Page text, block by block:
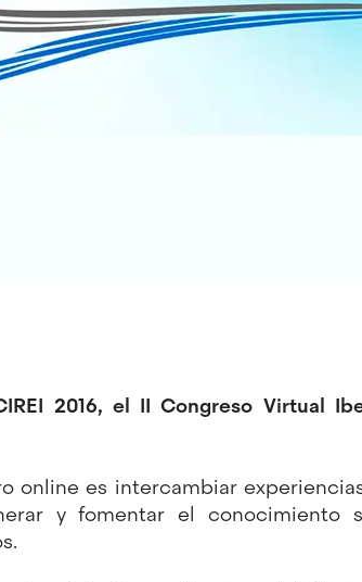
2016, el II Congreso Virtual
online es intercambiar
y fomentar el conocimiento